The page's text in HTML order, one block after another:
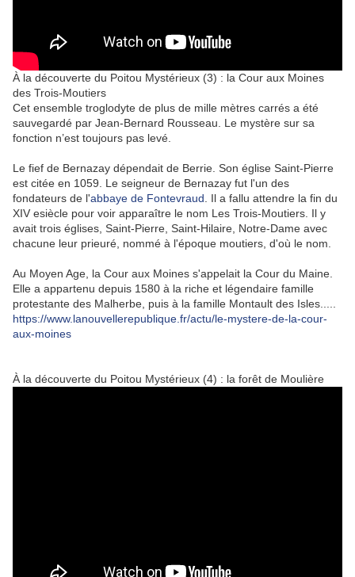
À la découverte du Poitou Mystérieux (3) : la Cour aux Moines
des Trois-Moutiers
Cet ensemble troglodyte de plus de mille mètres carrés a été
sauvegardé par Jean-Bernard Rousseau. Le mystère sur sa
fonction n’est toujours pas levé.
Le fief de Bernazay dépendait de Berrie. Son église Saint-Pierre
est citée en 1059. Le seigneur de Bernazay fut l'un des
fondateurs de l'abbaye de Fontevraud . Il a fallu attendre la fin du
XIV esiècle pour voir apparaître le nom Les Trois-Moutiers. Il y
avait trois églises, Saint-Pierre, Saint-Hilaire, Notre-Dame avec
chacune leur prieuré, nommé à l'époque moutiers, d'où le nom.
Au Moyen Age, la Cour aux Moines s'appelait la Cour du Maine.
Elle a appartenu depuis 1580 à la riche et légendaire famille
protestante des Malherbe, puis à la famille Montault des Isles.....
https://www.lanouvellerepublique.fr/actu/le-mystere-de-la-cour-
aux-moines
À la découverte du Poitou Mystérieux (4) : la forêt de Moulière